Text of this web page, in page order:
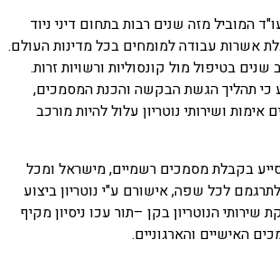
המוביל מזה שנים רבות בתחום דיני ניוד
אשרות עבודה למומחים בכל מדינות העולם.
שנים בטיפול מול קונסוליות ורשויות זרות.
כי תהליך הגשת הבקשה והכנת המסמכים,
ושירותי נוטריון עלול להיות מורכב
בקבלת מסמכים רשמיים, מישראל ומכל
לכל שפה, אישורם ע"י נוטריון ביצוע
שירותי הנוטריון בקן –תור עכו ניסיון מקיף
האישיים והארגוניים.